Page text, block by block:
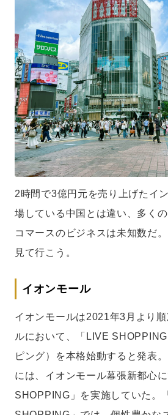
2時間で3億円元を売り上げたイ
場している中国とは違い、多く
コマースのビジネスは未知数だ
見て行こう。
イオンモール
イオンモールは2021年3月より
ルにおいて、「LIVE
ピング）を本格始動すると発表
には、イオンモール幕張新都心
SHOPPING」を実施していた。